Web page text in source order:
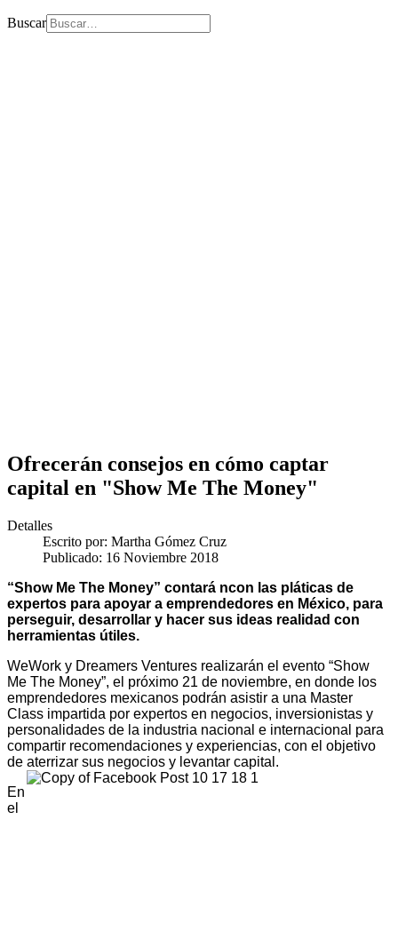
Buscar
Ofrecerán consejos en cómo captar
capital en "Show Me The Money"
Detalles
Escrito por: Martha Gómez Cruz
Publicado: 16 Noviembre 2018
“Show Me The Money” contará ncon las pláticas de
expertos para apoyar a emprendedores en México, para
perseguir, desarrollar y hacer sus ideas realidad con
herramientas útiles.
WeWork y Dreamers Ventures realizarán el evento “Show
Me The Money”, el próximo 21 de noviembre, en donde los
emprendedores mexicanos podrán asistir a una Master
Class impartida por expertos en negocios, inversionistas y
personalidades de la industria nacional e internacional para
compartir recomendaciones y experiencias, con el objetivo
de aterrizar sus negocios y levantar capital.
En
el